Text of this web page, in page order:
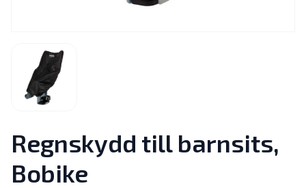
Regnskydd till barnsits,
Bobike